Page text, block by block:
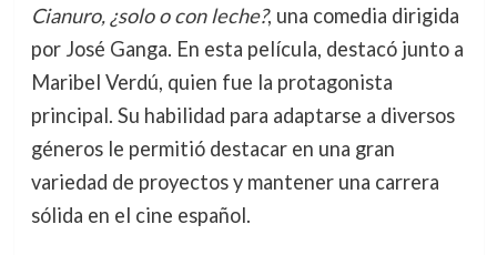
Cianuro, ¿solo o con leche?, una comedia dirigida
por José Ganga. En esta película, destacó junto a
Maribel Verdú, quien fue la protagonista
principal. Su habilidad para adaptarse a diversos
géneros le permitió destacar en una gran
variedad de proyectos y mantener una carrera
sólida en el cine español.